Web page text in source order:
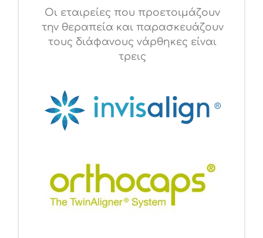
Οι εταιρείες που προετοιμάζουν
την θεραπεία και παρασκευάζουν
τους διάφανους νάρθηκες είναι
τρεις